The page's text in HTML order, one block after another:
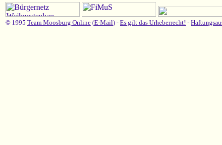
© 1995 Team Moosburg Online (E-Mail) - Es gilt das Urheberrecht! -